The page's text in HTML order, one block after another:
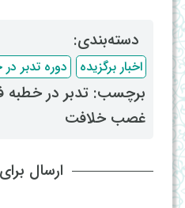
دسته‌بندی: ‌
اخبار برگزیده دوره تدبر
برچسب: ‌ تدبر در خطبه
غصب خلافت
ارسال